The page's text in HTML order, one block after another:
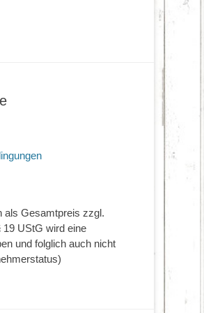
als Gesamtpreis zzgl.
UStG wird eine
und folglich auch nicht